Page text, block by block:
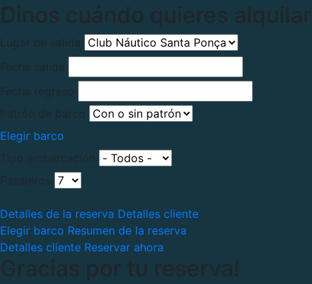
Dinos cuándo quieres alquilar
Lugar de salida
Fecha salida
Fecha regreso
Patrón de barco
Elegir barco
Tipo embarcación
Pasajeros
Detalles de la reserva Detalles cliente
Elegir barco Resumen de la reserva
Detalles cliente Reservar ahora
Gracias por tu reserva!